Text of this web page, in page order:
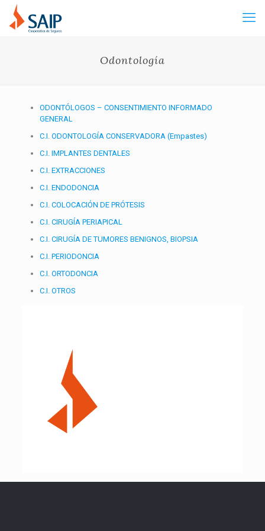
Odontología
ODONTÓLOGOS – CONSENTIMIENTO INFORMADO
GENERAL
C.I. ODONTOLOGÍA CONSERVADORA (Empastes)
C.I. IMPLANTES DENTALES
C.I. EXTRACCIONES
C.I. ENDODONCIA
C.I. COLOCACIÓN DE PRÓTESIS
C.I. CIRUGÍA PERIAPICAL
C.I. CIRUGÍA DE TUMORES BENIGNOS, BIOPSIA
C.I. PERIODONCIA
C.I. ORTODONCIA
C.I. OTROS